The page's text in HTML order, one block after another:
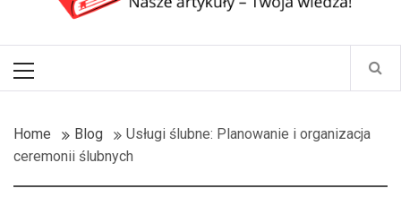
Menu
Home Blog
Usługi ślubne: Planowanie i organizacja
ceremonii ślubnych